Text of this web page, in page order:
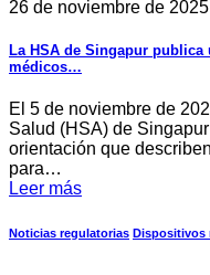
26 de noviembre de
La HSA de Singapur
médicos…
El 5 de noviembre de
Salud (HSA) de
orientación que
para…
Leer más
Noticias regulatorias Dispositivos